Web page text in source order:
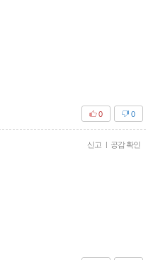
0
0
신고 공감 확인